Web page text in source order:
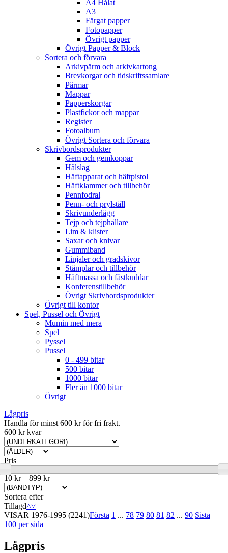
A4 Hålat
A3
Färgat papper
Fotopapper
Övrigt papper
Övrigt Papper & Block
Sortera och förvara
Arkivpärm och arkivkartong
Brevkorgar och tidskriftssamlare
Pärmar
Mappar
Papperskorgar
Plastfickor och mappar
Register
Fotoalbum
Övrigt Sortera och förvara
Skrivbordsprodukter
Gem och gemkoppar
Hålslag
Häftapparat och häftpistol
Häftklammer och tillbehör
Pennfodral
Penn- och prylställ
Skrivunderlägg
Tejp och tejphållare
Lim & klister
Saxar och knivar
Gummiband
Linjaler och gradskivor
Stämplar och tillbehör
Häftmassa och fästkuddar
Konferenstillbehör
Övrigt Skrivbordsprodukter
Övrigt till kontor
Spel, Pussel och Övrigt
Mumin med mera
Spel
Pyssel
Pussel
0 - 499 bitar
500 bitar
1000 bitar
Fler än 1000 bitar
Övrigt
Lågpris
Handla för minst 600 kr för fri frakt.
600 kr kvar
Pris
10 kr– 899 kr
Sortera efter
Tillagd˄˅
VISAR 1976-1995 (2241)Första 1 ... 78 79 80 81 82 ... 90 Sista
100 per sida
Lågpris